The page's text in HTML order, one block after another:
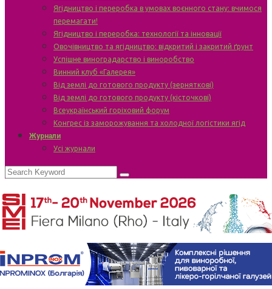
Ягідництво і переробка в умовах воєнного стану: вчимося
перемагати!
Ягідництво і переробка: технології та інновації
Овочівництво та ягідництво: відкритий і закритий ґрунт
Успішне виноградарство і виноробство
Винний клуб «Галерея»
Від землі до готового продукту (зерняткові)
Від землі до готового продукту (кісточкові)
Всеукраїнський горіховий форум
Конгрес із заморожування та холодної логістики ягід
Журнали
Усі журнали